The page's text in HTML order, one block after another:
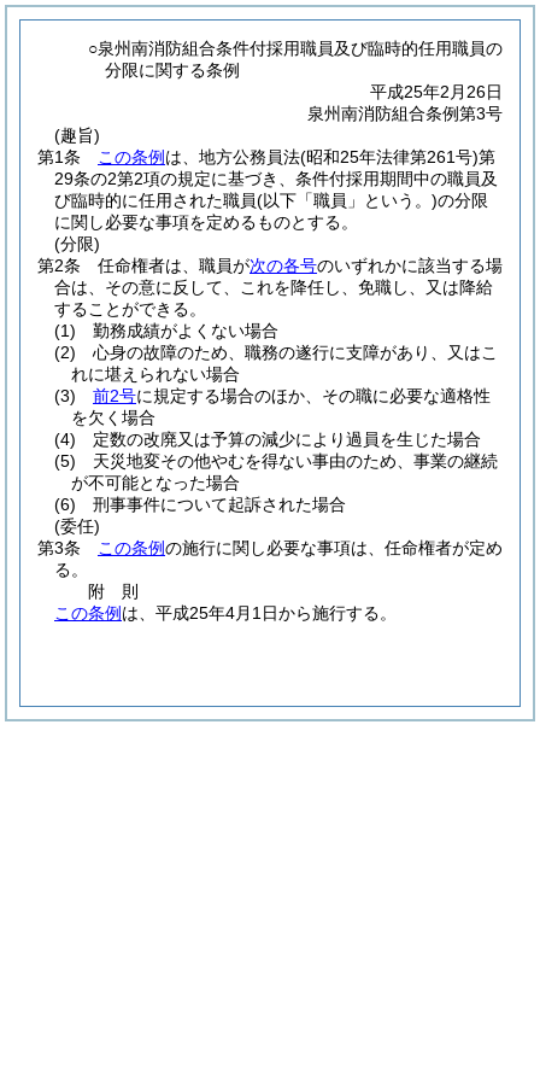
○泉州南消防組合条件付採用職員及び臨時的任用職員の
分限に関する条例
平成25年2月26日
泉州南消防組合条例第3号
(趣旨)
第1条
この条例 は、地方公務員法(昭和25年法律第261号)第
29条の2第2項の規定に基づき、条件付採用期間中の職員及
び臨時的に任用された職員(以下「職員」という。)の分限
に関し必要な事項を定めるものとする。
(分限)
第2条
任命権者は、職員が次の各号のいずれかに該当する場
合は、その意に反して、これを降任し、免職し、又は降給
することができる。
(1)
勤務成績がよくない場合
(2)
心身の故障のため、職務の遂行に支障があり、又はこ
れに堪えられない場合
(3)
前2号に規定する場合のほか、その職に必要な適格性
を欠く場合
(4)
定数の改廃又は予算の減少により過員を生じた場合
(5)
天災地変その他やむを得ない事由のため、事業の継続
が不可能となった場合
(6)
刑事事件について起訴された場合
(委任)
第3条
この条例の施行に関し必要な事項は、任命権者が定め
る。
附 則
この条例 は、平成25年4月1日から施行する。